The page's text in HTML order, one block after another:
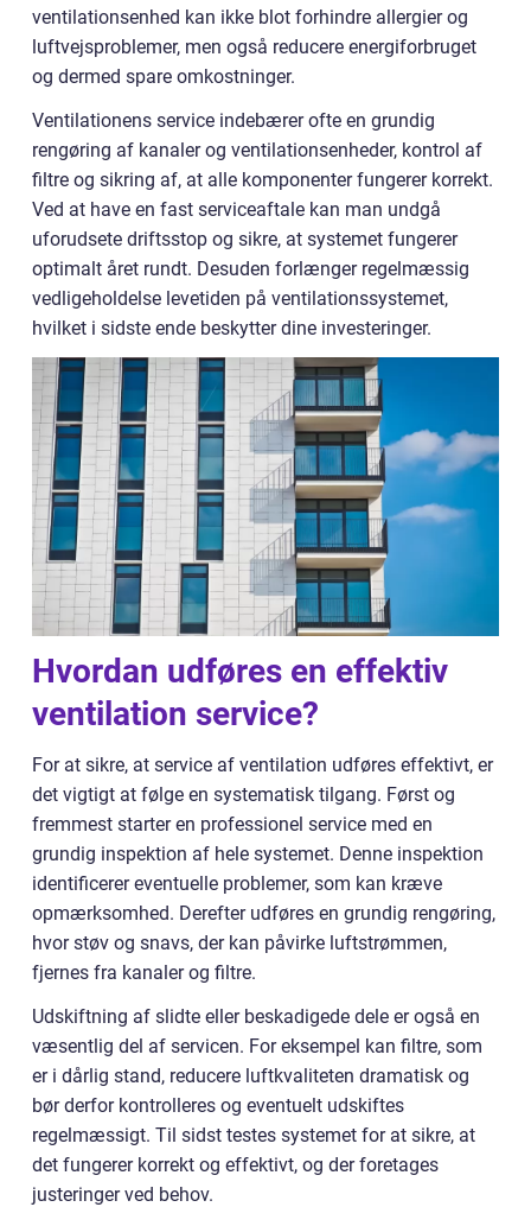
ventilationsenhed kan ikke blot forhindre allergier og
luftvejsproblemer, men også reducere energiforbruget
og dermed spare omkostninger.
Ventilationens service indebærer ofte en grundig
rengøring af kanaler og ventilationsenheder, kontrol af
filtre og sikring af, at alle komponenter fungerer korrekt.
Ved at have en fast serviceaftale kan man undgå
uforudsete driftsstop og sikre, at systemet fungerer
optimalt året rundt. Desuden forlænger regelmæssig
vedligeholdelse levetiden på ventilationssystemet,
hvilket i sidste ende beskytter dine investeringer.
Hvordan udføres en effektiv
ventilation service?
For at sikre, at service af ventilation udføres effektivt, er
det vigtigt at følge en systematisk tilgang. Først og
fremmest starter en professionel service med en
grundig inspektion af hele systemet. Denne inspektion
identificerer eventuelle problemer, som kan kræve
opmærksomhed. Derefter udføres en grundig rengøring,
hvor støv og snavs, der kan påvirke luftstrømmen,
fjernes fra kanaler og filtre.
Udskiftning af slidte eller beskadigede dele er også en
væsentlig del af servicen. For eksempel kan filtre, som
er i dårlig stand, reducere luftkvaliteten dramatisk og
bør derfor kontrolleres og eventuelt udskiftes
regelmæssigt. Til sidst testes systemet for at sikre, at
det fungerer korrekt og effektivt, og der foretages
justeringer ved behov.